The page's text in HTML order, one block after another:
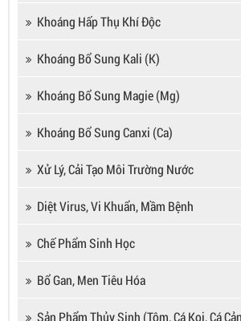
Khoáng Hấp Thụ Khí Độc
Khoáng Bổ Sung Kali (K)
Khoáng Bổ Sung Magie (Mg)
Khoáng Bổ Sung Canxi (Ca)
Xử Lý, Cải Tạo Môi Trường Nước
Diệt Virus, Vi Khuẩn, Mầm Bệnh
Chế Phẩm Sinh Học
Bổ Gan, Men Tiêu Hóa
Sản Phẩm Thủy Sinh (tôm, Cá Koi, Cá